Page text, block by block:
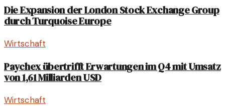
Die Expansion der London Stock Exchange Group
durch Turquoise Europe
Wirtschaft
Paychex übertrifft Erwartungen im Q4 mit Umsatz
von 1,61 Milliarden USD
Wirtschaft